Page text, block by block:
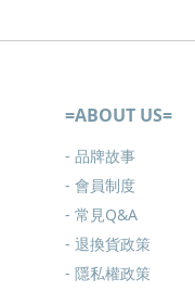
=ABOUT US=
- 品牌故事
- 會員制度
- 常見Q&A
- 退換貨政策
- 隱私權政策